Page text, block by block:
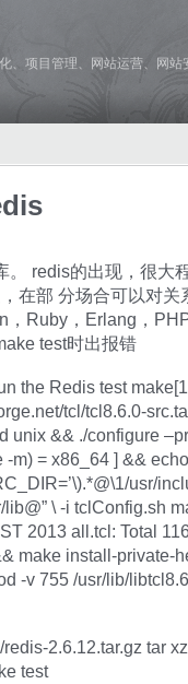
、项目管理、网站运营、网
。 redis的出现，很大
在部 分场合可以对关
，Ruby，Erlang，
test时出报错
the Redis test
tcl/tcl8.6.0-
unix && ./configure
m) = x86_64 ] &&
usr/
lib@” \ -i tclConfig.sh
2013 all.tcl: Total
make install-private-
-v 755 /usr/lib/
2.6.12.tar.gz tar
test